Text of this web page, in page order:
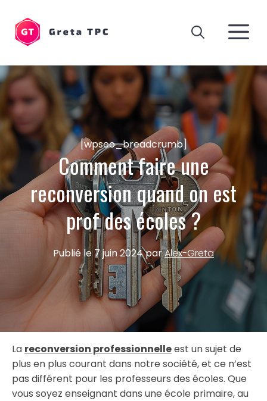
contenu
[wpseo_breadcrumb]
Comment faire une
reconversion quand on est
prof des écoles ?
Publié le7 juin 2024parAlex-Greta
La reconversion professionnelleest un sujet de
plus en plus courant dans notre société, et ce n’est
pas différent pour les professeurs des écoles. Que
vous soyez enseignant dans une école primaire, au